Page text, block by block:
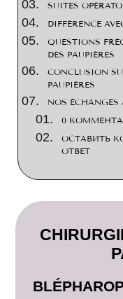
SUITES
DIFFÉRENCE
QUESTIONS
DES PAUPIÈRES
CONCLUSION
PAUPIÈRES
NOS ÉCHANGES
0
ОСТАВИТЬ
ОТВЕТ